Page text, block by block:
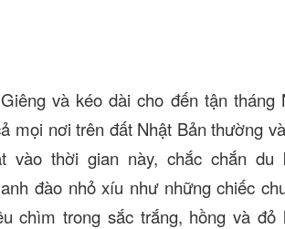
và kéo dài cho đến tận tháng
mọi nơi trên đất Nhật Bản thường
vào thời gian này, chắc chắn du
đào nhỏ xíu như những chiếc
chìm trong sắc trắng, hồng và đỏ